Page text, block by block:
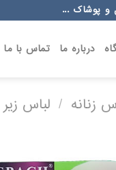
و پوشاک ...
درباره ما تماس با ما
زنانه / لباس زیر